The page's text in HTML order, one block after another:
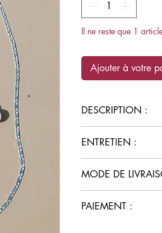
Il ne reste que 1
Ajouter à votre
DESCRIPTION :
Perles: Perles de
Type de collier:
Longueur:
décolleté
Poids: Léger et
ENTRETIEN :
pour enlever les
éclatantes.
Range-le dans
MODE DE
Livraison 4 kms
PAIEMENT :